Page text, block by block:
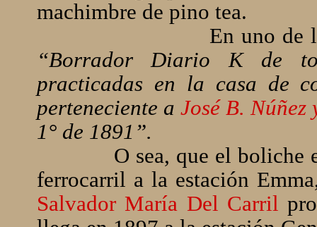
machimbre de pino tea.
En uno de
“Borrador Diario K de
practicadas en la casa de
perteneciente a José B.
1° de 1891”.
O sea, que el boliche
ferrocarril a la estación
Salvador María Del Carril